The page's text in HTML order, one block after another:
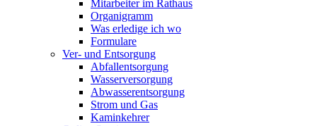
Mitarbeiter im Rathaus
Organigramm
Was erledige ich wo
Formulare
Ver- und Entsorgung
Abfallentsorgung
Wasserversorgung
Abwasserentsorgung
Strom und Gas
Kaminkehrer